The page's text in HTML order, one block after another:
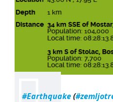
#Earthquake(